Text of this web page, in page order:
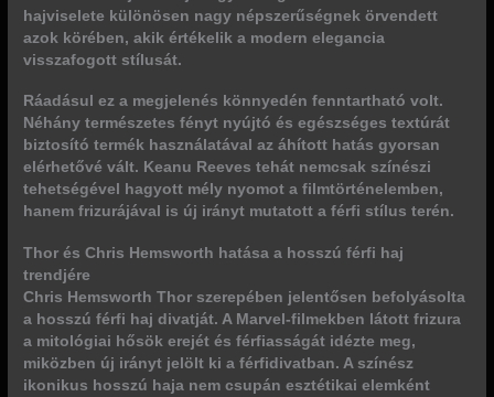
hajviselete különösen nagy népszerűségnek örvendett
azok körében, akik értékelik a modern elegancia
visszafogott stílusát.
Ráadásul ez a megjelenés könnyedén fenntartható volt.
Néhány természetes fényt nyújtó és egészséges textúrát
biztosító termék használatával az áhított hatás gyorsan
elérhetővé vált. Keanu Reeves tehát nemcsak színészi
tehetségével hagyott mély nyomot a filmtörténelemben,
hanem frizurájával is új irányt mutatott a férfi stílus terén.
Thor és Chris Hemsworth hatása a hosszú férfi haj
trendjére
Chris Hemsworth Thor szerepében jelentősen befolyásolta
a hosszú férfi haj divatját. A Marvel-filmekben látott frizura
a mitológiai hősök erejét és férfiasságát idézte meg,
miközben új irányt jelölt ki a férfidivatban. A színész
ikonikus hosszú haja nem csupán esztétikai elemként